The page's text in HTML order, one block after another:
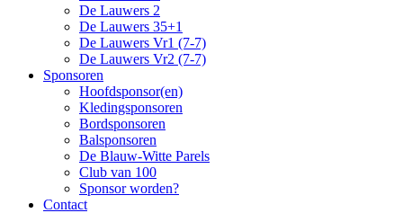
De Lauwers 2
De Lauwers 35+1
De Lauwers Vr1 (7-7)
De Lauwers Vr2 (7-7)
Sponsoren
Hoofdsponsor(en)
Kledingsponsoren
Bordsponsoren
Balsponsoren
De Blauw-Witte Parels
Club van 100
Sponsor worden?
Contact